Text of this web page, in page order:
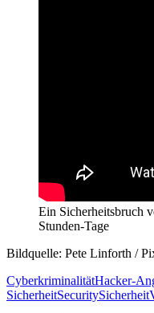
Ein Sicherheitsbruch
Stunden-Tage
Bildquelle: Pete Linforth /
CyberkriminalitätHacker-
SicherheitSecuritySicherheit